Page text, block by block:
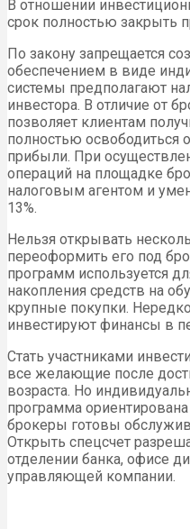
В отношении
срок полностью закрыть
По закону запрещается
обеспечением в виде
системы предполагают
инвестора. В отличие от
позволяет клиентам
полностью освободиться
прибыли. При
операций на площадке
налоговым агентом и
13%.
Нельзя открывать
переоформить его под
программ используется
накопления средств на
крупные покупки.
инвестируют финансы в
Стать участниками
все желающие после
возраста. Но
программа
брокеры готовы
Открыть спецсчет
отделении банка, офисе
управляющей компании.